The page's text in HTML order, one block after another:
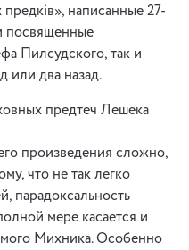
предків», написанные 27-
посвященные
Пилсудского, так и
или два назад.
предтеч Лешека
произведения сложно,
что не так легко
парадоксальность
мере касается и
Михника. Особен­но